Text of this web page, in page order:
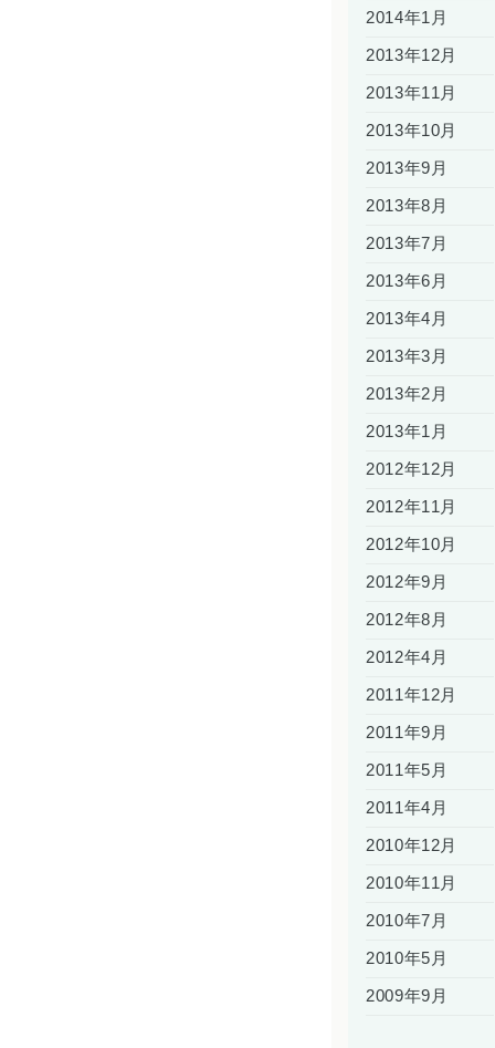
2014年1月
2013年12月
2013年11月
2013年10月
2013年9月
2013年8月
2013年7月
2013年6月
2013年4月
2013年3月
2013年2月
2013年1月
2012年12月
2012年11月
2012年10月
2012年9月
2012年8月
2012年4月
2011年12月
2011年9月
2011年5月
2011年4月
2010年12月
2010年11月
2010年7月
2010年5月
2009年9月